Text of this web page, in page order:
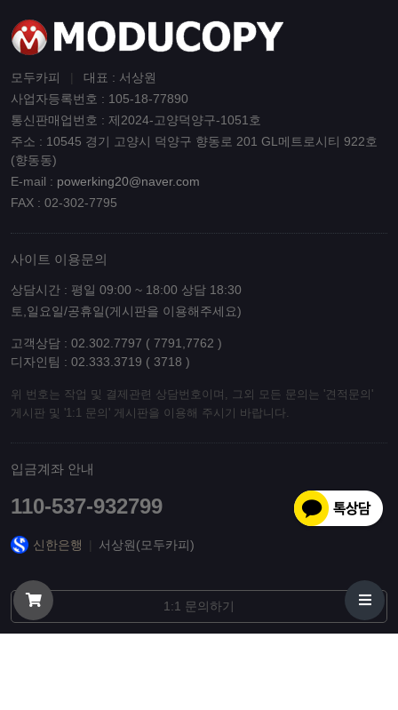
모두카피
대표 : 서상원
사업자등록번호 : 105-18-77890
통신판매업번호 : 제2024-고양덕양구-1051호
주소 : 10545 경기 고양시 덕양구 향동로 201 GL메트로시티 922호
(향동동)
E-mail : powerking20@naver.com
FAX : 02-302-7795
사이트 이용문의
상담시간 : 평일 09:00 ~ 18:00 상담 18:30
토,일요일/공휴일(게시판을 이용해주세요)
고객상담 : 02.302.7797 ( 7791,7762 )
디자인팀 : 02.333.3719 ( 3718 )
위 번호는 작업 및 결제관련 상담번호이며, 그외 모든 문의는 '견적문의'
게시판 및 '1:1 문의' 게시판을 이용해 주시기 바랍니다.
입금계좌 안내
110-537-932799
신한은행 서상원(모두카피)
1:1 문의하기